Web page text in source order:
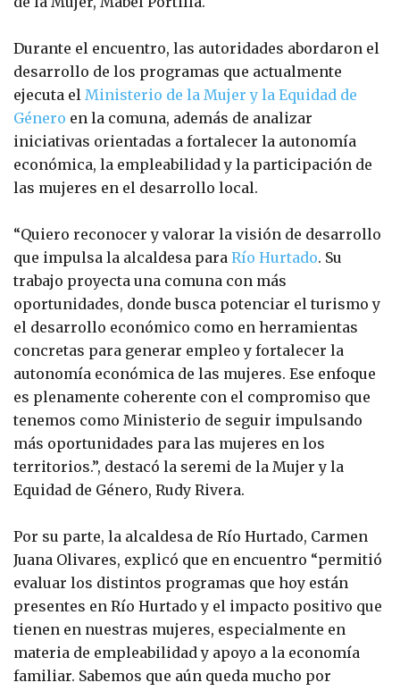
Durante el encuentro, las autoridades abordaron el
desarrollo de los programas que actualmente
ejecuta el Ministerio de la Mujer y la Equidad de
Género en la comuna, además de analizar
iniciativas orientadas a fortalecer la autonomía
económica, la empleabilidad y la participación de
las mujeres en el desarrollo local.
“Quiero reconocer y valorar la visión de desarrollo
que impulsa la alcaldesa para Río Hurtado. Su
trabajo proyecta una comuna con más
oportunidades, donde busca potenciar el turismo y
el desarrollo económico como en herramientas
concretas para generar empleo y fortalecer la
autonomía económica de las mujeres. Ese enfoque
es plenamente coherente con el compromiso que
tenemos como Ministerio de seguir impulsando
más oportunidades para las mujeres en los
territorios.”, destacó la seremi de la Mujer y la
Equidad de Género, Rudy Rivera.
Por su parte, la alcaldesa de Río Hurtado, Carmen
Juana Olivares, explicó que en encuentro “permitió
evaluar los distintos programas que hoy están
presentes en Río Hurtado y el impacto positivo que
tienen en nuestras mujeres, especialmente en
materia de empleabilidad y apoyo a la economía
familiar. Sabemos que aún queda mucho por